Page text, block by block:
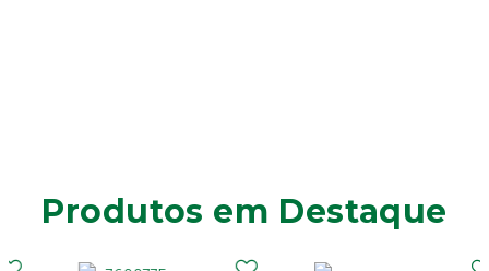
Produtos em Destaque